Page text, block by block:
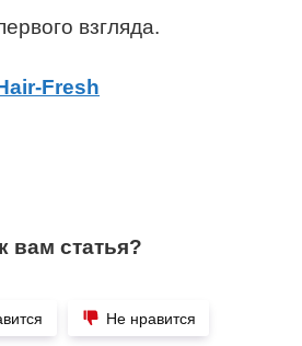
взгляда.
Fresh
вам статья?
Не нравится